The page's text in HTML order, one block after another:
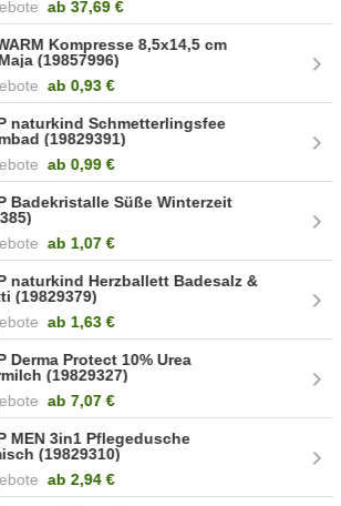
ab 37,69 €
Kompresse 8,5x14,5 cm
(19857996)
ab 0,93 €
naturkind Schmetterlingsfee
(19829391)
ab 0,99 €
Badekristalle Süße Winterzeit
ab 1,07 €
naturkind Herzballett Badesalz &
(19829379)
ab 1,63 €
Derma Protect 10% Urea
(19829327)
ab 7,07 €
MEN 3in1 Pflegedusche
(19829310)
ab 2,94 €